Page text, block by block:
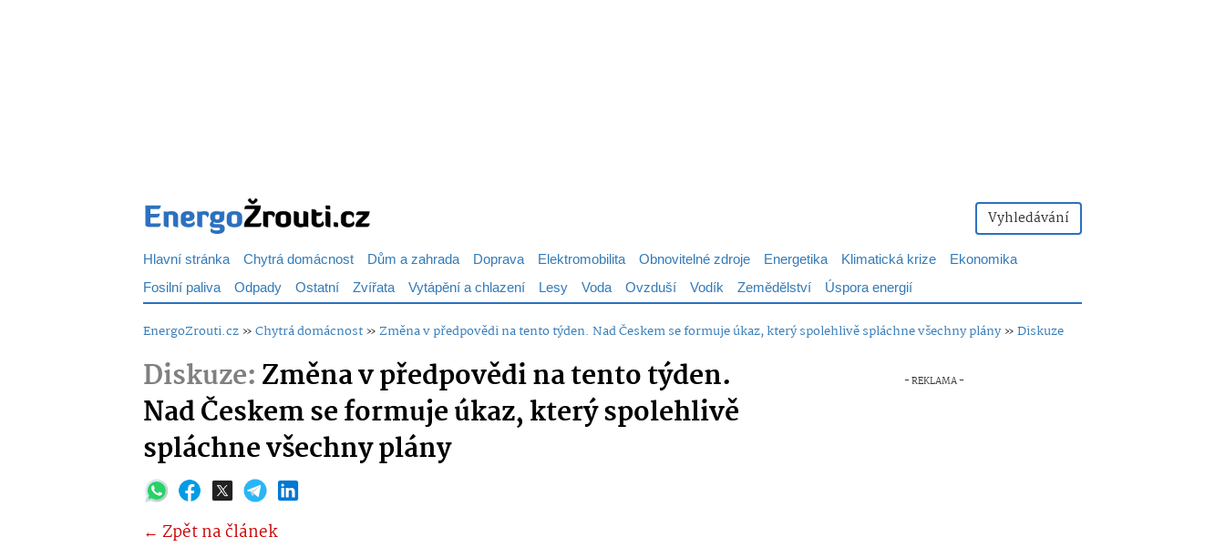
Vyhledávání
Hlavní stránka Chytrá domácnost Dům a zahrada Doprava Elektromobilita Obnovitelné zdroje Energetika Klimatická krize
Ekonomika
Fosilní paliva Odpady Ostatní Zvířata Vytápění a chlazení Lesy Voda Ovzduší Vodík Zemědělství Úspora energií
EnergoZrouti.cz»Chytrá domácnost»Změna v předpovědi na tento týden. Nad Českem se formuje úkaz, který spolehlivě spláchne všechny plány»Diskuze
Diskuze:Změna v předpovědi na tento týden.
Nad Českem se formuje úkaz, který spolehlivě
spláchne všechny plány
← Zpět na článek